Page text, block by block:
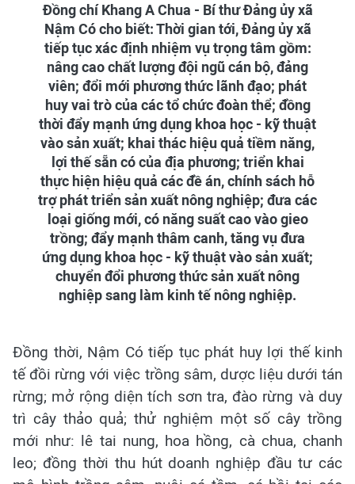
Đồng chí Khang A Chua - Bí thư Đảng ủy xã
Nậm Có cho biết: Thời gian tới, Đảng ủy xã
tiếp tục xác định nhiệm vụ trọng tâm gồm:
nâng cao chất lượng đội ngũ cán bộ, đảng
viên; đổi mới phương thức lãnh đạo; phát
huy vai trò của các tổ chức đoàn thể; đồng
thời đẩy mạnh ứng dụng khoa học - kỹ thuật
vào sản xuất; khai thác hiệu quả tiềm năng,
lợi thế sẵn có của địa phương; triển khai
thực hiện hiệu quả các đề án, chính sách hỗ
trợ phát triển sản xuất nông nghiệp; đưa các
loại giống mới, có năng suất cao vào gieo
trồng; đẩy mạnh thâm canh, tăng vụ đưa
ứng dụng khoa học - kỹ thuật vào sản xuất;
chuyển đổi phương thức sản xuất nông
nghiệp sang làm kinh tế nông nghiệp.
Đồng thời, Nậm Có tiếp tục phát huy lợi thế kinh
tế đồi rừng với việc trồng sâm, dược liệu dưới tán
rừng; mở rộng diện tích sơn tra, đào rừng và duy
trì cây thảo quả; thử nghiệm một số cây trồng
mới như: lê tai nung, hoa hồng, cà chua, chanh
leo; đồng thời thu hút doanh nghiệp đầu tư các